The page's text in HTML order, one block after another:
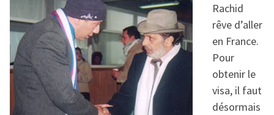
Rachid
rêve d’aller
en France.
Pour
obtenir le
visa, il faut
désormais